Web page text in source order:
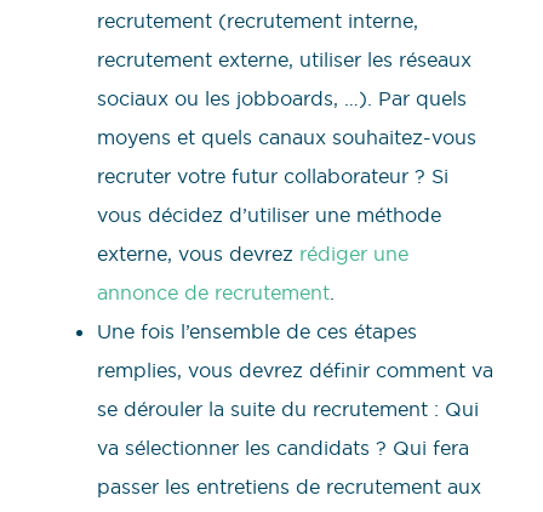
recrutement (recrutement interne,
recrutement externe, utiliser les réseaux
sociaux ou les jobboards, …). Par quels
moyens et quels canaux souhaitez-vous
recruter votre futur collaborateur ? Si
vous décidez d’utiliser une méthode
externe, vous devrez rédiger une
annonce de recrutement.
Une fois l’ensemble de ces étapes
remplies, vous devrez définir comment va
se dérouler la suite du recrutement : Qui
va sélectionner les candidats ? Qui fera
passer les entretiens de recrutement aux